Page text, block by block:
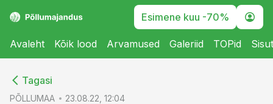
Esimene kuu -70%
Avaleht Kõik lood Arvamused Galeriid TOPid
Tagasi
PÕLLUMAA 23.08.22, 12:04